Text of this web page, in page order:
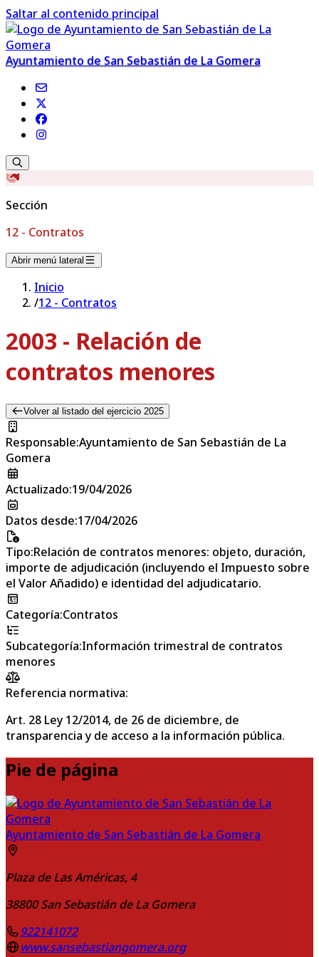
Saltar al contenido principal
Ayuntamiento de San Sebastián de La Gomera
Sección
12 - Contratos
Abrir menú lateral
Inicio
/12 - Contratos
2003 - Relación de
contratos menores
Volver al listado del ejercicio 2025
Responsable:Ayuntamiento de San Sebastián de La
Gomera
Actualizado:19/04/2026
Datos desde:17/04/2026
Tipo:Relación de contratos menores: objeto, duración,
importe de adjudicación (incluyendo el Impuesto sobre
el Valor Añadido) e identidad del adjudicatario.
Categoría:Contratos
Subcategoría:Información trimestral de contratos
menores
Referencia normativa:
Art. 28 Ley 12/2014, de 26 de diciembre, de
transparencia y de acceso a la información pública.
Pie de página
Ayuntamiento de San Sebastián de La Gomera
Plaza de Las Américas, 4
38800 San Sebastián de La Gomera
922141072
www.sansebastiangomera.org